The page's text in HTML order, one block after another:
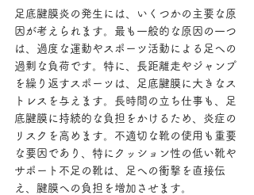
足底腱膜炎の発生には、いくつかの主要な原
因が考えられます。最も一般的な原因の一つ
は、過度な運動やスポーツ活動による足への
過剰な負荷です。特に、長距離走やジャンプ
を繰り返すスポーツは、足底腱膜に大きなス
トレスを与えます。長時間の立ち仕事も、足
底腱膜に持続的な負担をかけるため、炎症の
リスクを高めます。不適切な靴の使用も重要
な要因であり、特にクッション性の低い靴や
サポート不足の靴は、足への衝撃を直接伝
え、腱膜への負担を増加させます。